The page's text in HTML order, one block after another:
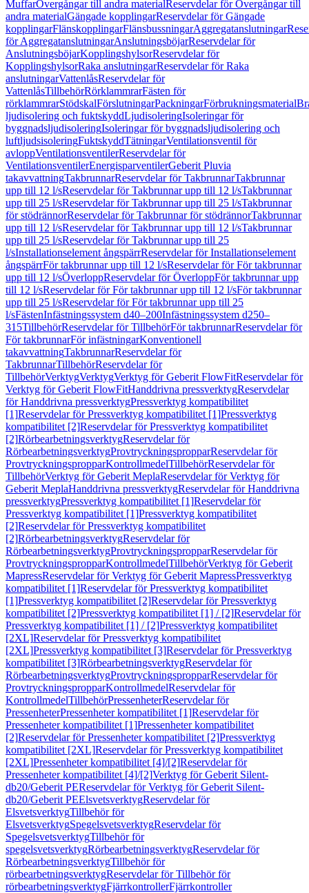
MuffarÖvergångar till andra materialReservdelar för Övergångar till
andra materialGängade kopplingarReservdelar för Gängade
kopplingarFlänskopplingarFlänsbussningarAggregatanslutningar
för AggregatanslutningarAnslutningsböjarReservdelar för
AnslutningsböjarKopplingshylsorReservdelar för
KopplingshylsorRaka anslutningarReservdelar för Raka
anslutningarVattenlåsReservdelar för
VattenlåsTillbehörRörklammrarFästen för
rörklammrarStödskalFörslutningarPackningarFörbrukningsmaterial
ljudisolering och fuktskyddLjudisoleringIsoleringar för
byggnadsljudisoleringIsoleringar för byggnadsljudisolering och
luftljudsisoleringFuktskyddTätningarVentilationsventil för
avloppVentilationsventilerReservdelar för
VentilationsventilerEnergisparventilerGeberit Pluvia
takavvattningTakbrunnarReservdelar för TakbrunnarTakbrunnar
upp till 12 l/sReservdelar för Takbrunnar upp till 12 l/sTakbrunnar
upp till 25 l/sReservdelar för Takbrunnar upp till 25 l/sTakbrunnar
för stödrännorReservdelar för Takbrunnar för stödrännorTakbrunnar
upp till 12 l/sReservdelar för Takbrunnar upp till 12 l/sTakbrunnar
upp till 25 l/sReservdelar för Takbrunnar upp till 25
l/sInstallationselement ångspärrReservdelar för Installationselement
ångspärrFör takbrunnar upp till 12 l/sReservdelar för För takbrunnar
upp till 12 l/sÖverloppReservdelar för ÖverloppFör takbrunnar upp
till 12 l/sReservdelar för För takbrunnar upp till 12 l/sFör takbrunnar
upp till 25 l/sReservdelar för För takbrunnar upp till 25
l/sFästenInfästningssystem d40–200Infästningssystem d250–
315TillbehörReservdelar för TillbehörFör takbrunnarReservdelar för
För takbrunnarFör infästningarKonventionell
takavvattningTakbrunnarReservdelar för
TakbrunnarTillbehörReservdelar för
TillbehörVerktygVerktygVerktyg för Geberit FlowFitReservdelar för
Verktyg för Geberit FlowFitHanddrivna pressverktygReservdelar
för Handdrivna pressverktygPressverktyg kompatibilitet
[1]Reservdelar för Pressverktyg kompatibilitet [1]Pressverktyg
kompatibilitet [2]Reservdelar för Pressverktyg kompatibilitet
[2]RörbearbetningsverktygReservdelar för
RörbearbetningsverktygProvtryckningspropparReservdelar för
ProvtryckningspropparKontrollmedelTillbehörReservdelar för
TillbehörVerktyg för Geberit MeplaReservdelar för Verktyg för
Geberit MeplaHanddrivna pressverktygReservdelar för Handdrivna
pressverktygPressverktyg kompatibilitet [1]Reservdelar för
Pressverktyg kompatibilitet [1]Pressverktyg kompatibilitet
[2]Reservdelar för Pressverktyg kompatibilitet
[2]RörbearbetningsverktygReservdelar för
RörbearbetningsverktygProvtryckningspropparReservdelar för
ProvtryckningspropparKontrollmedelTillbehörVerktyg för Geberit
MapressReservdelar för Verktyg för Geberit MapressPressverktyg
kompatibilitet [1]Reservdelar för Pressverktyg kompatibilitet
[1]Pressverktyg kompatibilitet [2]Reservdelar för Pressverktyg
kompatibilitet [2]Pressverktyg kompatibilitet [1] / [2]Reservdelar för
Pressverktyg kompatibilitet [1] / [2]Pressverktyg kompatibilitet
[2XL]Reservdelar för Pressverktyg kompatibilitet
[2XL]Pressverktyg kompatibilitet [3]Reservdelar för Pressverktyg
kompatibilitet [3]RörbearbetningsverktygReservdelar för
RörbearbetningsverktygProvtryckningspropparReservdelar för
ProvtryckningspropparKontrollmedelReservdelar för
KontrollmedelTillbehörPressenheterReservdelar för
PressenheterPressenheter kompatibilitet [1]Reservdelar för
Pressenheter kompatibilitet [1]Pressenheter kompatibilitet
[2]Reservdelar för Pressenheter kompatibilitet [2]Pressverktyg
kompatibilitet [2XL]Reservdelar för Pressverktyg kompatibilitet
[2XL]Pressenheter kompatibilitet [4]/[2]Reservdelar för
Pressenheter kompatibilitet [4]/[2]Verktyg för Geberit Silent-
db20/Geberit PEReservdelar för Verktyg för Geberit Silent-
db20/Geberit PEElsvetsverktygReservdelar för
ElsvetsverktygTillbehör för
ElsvetsverktygSpegelsvetsverktygReservdelar för
SpegelsvetsverktygTillbehör för
spegelsvetsverktygRörbearbetningsverktygReservdelar för
RörbearbetningsverktygTillbehör för
rörbearbetningsverktygReservdelar för Tillbehör för
rörbearbetningsverktygFjärrkontrollerFjärrkontroller